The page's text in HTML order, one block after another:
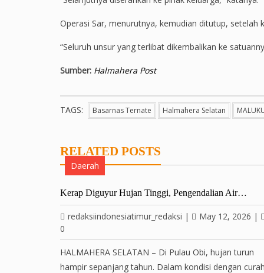
Operasi Sar, menurutnya, kemudian ditutup,
“Seluruh unsur yang terlibat dikembalikan ke
Sumber: Halmahera Post
TAGS: Basarnas Ternate Halmahera Selatan
RELATED POSTS
Daerah
Kerap Diguyur Hujan Tinggi, Pengendalian Air…
redaksiindonesiatimur_redaksi | May 12, 2026 |
0
HALMAHERA SELATAN – Di Pulau Obi, hujan turun
hampir sepanjang tahun. Dalam kondisi dengan